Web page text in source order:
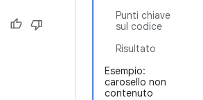
Punti chiave
sul codice
Risultato
Esempio:
carosello non
contenuto